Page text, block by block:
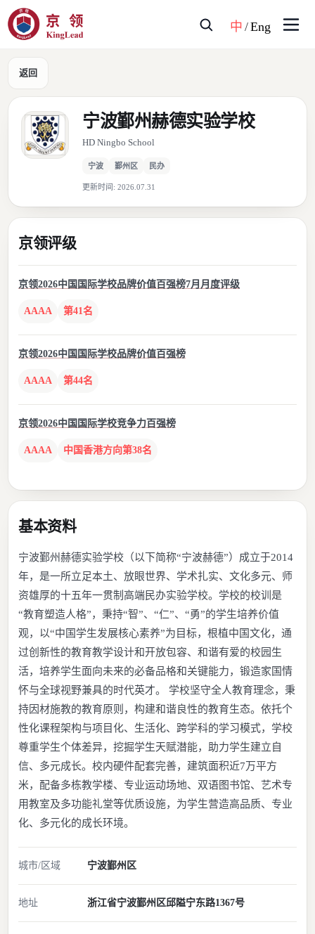
中 /Eng
返回
宁波鄞州赫德实验学校
HD Ningbo School
宁波 鄞州区 民办
更新时间: 2026.07.31
京领评级
京领2026中国国际学校品牌价值百强榜7月月度评级
AAAA 第41名
京领2026中国国际学校品牌价值百强榜
AAAA 第44名
京领2026中国国际学校竞争力百强榜
AAAA 中国香港方向第38名
基本资料
宁波鄞州赫德实验学校（以下简称“宁波赫德”）成立于2014
年，是一所立足本土、放眼世界、学术扎实、文化多元、师
资雄厚的十五年一贯制高端民办实验学校。学校的校训是
“教育塑造人格”，秉持“智”、“仁”、“勇”的学生培养价值
观，以“中国学生发展核心素养”为目标，根植中国文化，通
过创新性的教育教学设计和开放包容、和谐有爱的校园生
活，培养学生面向未来的必备品格和关键能力，锻造家国情
怀与全球视野兼具的时代英才。 学校坚守全人教育理念，秉
持因材施教的教育原则，构建和谐良性的教育生态。依托个
性化课程架构与项目化、生活化、跨学科的学习模式，学校
尊重学生个体差异，挖掘学生天赋潜能，助力学生建立自
信、多元成长。校内硬件配套完善，建筑面积近7万平方
米，配备多栋教学楼、专业运动场地、双语图书馆、艺术专
用教室及多功能礼堂等优质设施，为学生营造高品质、专业
化、多元化的成长环境。
城市/区域 宁波鄞州区
地址 浙江省宁波鄞州区邱隘宁东路1367号